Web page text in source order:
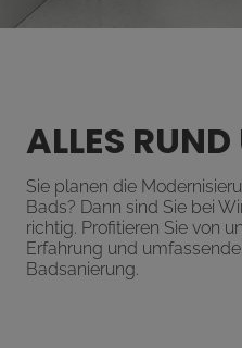
ALLES
Sie planen die
Bads? Dann sind Sie bei
richtig. Profitieren Sie von
Erfahrung und
Badsanierung.